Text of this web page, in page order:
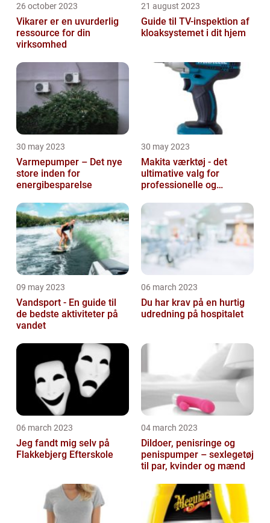
26 october 2023
Vikarer er en uvurderlig
ressource for din
virksomhed
21 august 2023
Guide til TV-inspektion af
kloaksystemet i dit hjem
30 may 2023
Varmepumper – Det nye
store inden for
energibesparelse
30 may 2023
Makita værktøj - det
ultimative valg for
professionelle og
selv'ere
09 may 2023
Vandsport - En guide til
de bedste aktiviteter på
vandet
06 march 2023
Du har krav på en hurtig
udredning på hospitalet
06 march 2023
Jeg fandt mig selv på
Flakkebjerg Efterskole
04 march 2023
Dildoer, penisringe og
penispumper – sexlegetøj
til par, kvinder og mænd